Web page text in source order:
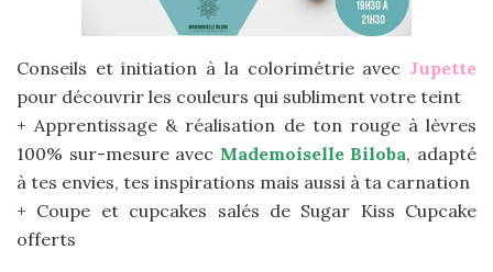
Conseils et initiation à la colorimétrie avec Jupette
pour découvrir les couleurs qui subliment votre teint
+ Apprentissage & réalisation de ton rouge à lèvres
100% sur-mesure avec Mademoiselle Biloba, adapté
à tes envies, tes inspirations mais aussi à ta carnation
+ Coupe et cupcakes salés de Sugar Kiss Cupcake
offerts